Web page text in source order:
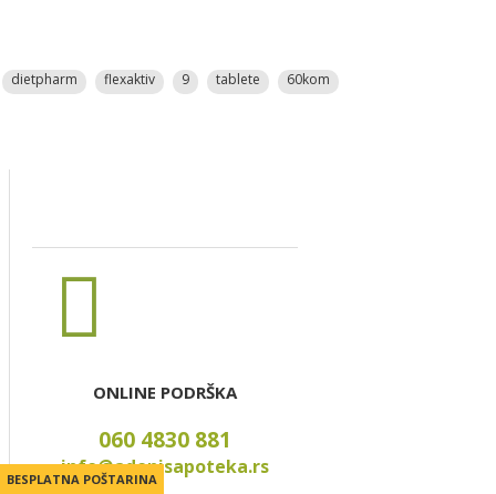
dietpharm flexaktiv 9 tablete 60kom
ONLINE PODRŠKA
060 4830 881
info@adonisapoteka.rs
BESPLATNA POŠTARINA
BESPLATNA POŠTARINA